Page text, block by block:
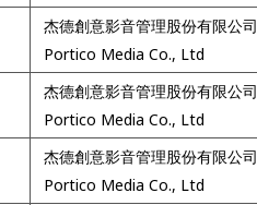
杰德創意影音管理股份有限公司
Portico Media Co., Ltd
杰德創意影音管理股份有限公司
Portico Media Co., Ltd
杰德創意影音管理股份有限公司
Portico Media Co., Ltd